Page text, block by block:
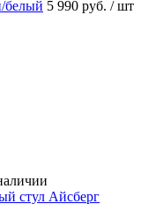
белый 5 990 руб. / шт